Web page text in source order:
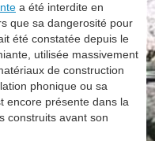
a été interdite en
que sa dangerosité pour
été constatée depuis le
utilisée massivement
de construction
phonique ou sa
encore présente dans la
construits avant son